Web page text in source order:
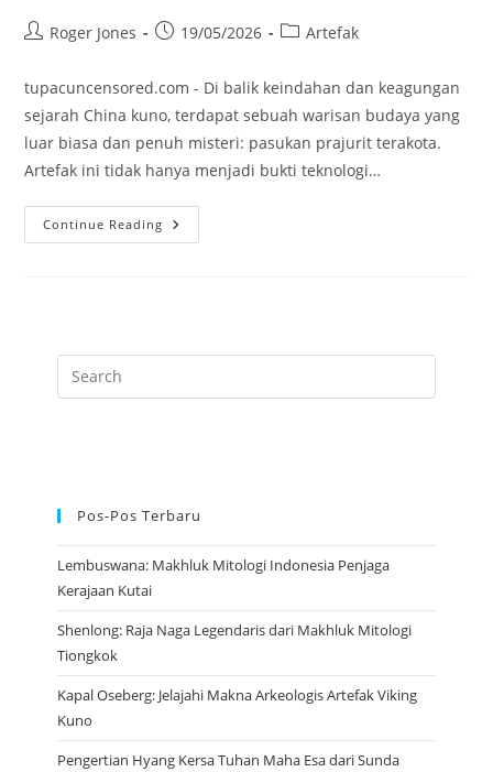
PostRoger Jones
Post19/05/2026
PostArtefak
tupacuncensored.com - Di balik keindahan dan keagungan
sejarah China kuno, terdapat sebuah warisan budaya yang
luar biasa dan penuh misteri: pasukan prajurit terakota.
Artefak ini tidak hanya menjadi bukti teknologi…
Continue Reading Prajurit
Terakota:
Pos-Pos Terbaru
Lembuswana: Makhluk Mitologi Indonesia Penjaga
Kerajaan Kutai
Shenlong: Raja Naga Legendaris dari Makhluk Mitologi
Tiongkok
Kapal Oseberg: Jelajahi Makna Arkeologis Artefak Viking
Kuno
Pengertian Hyang Kersa Tuhan Maha Esa dari Sunda